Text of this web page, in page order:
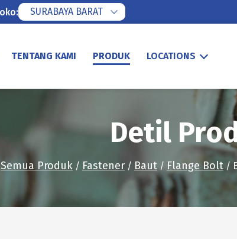
SURABAYA BARAT
TENTANG KAMI PRODUK LOCATIONS
Detil
Semua Produk / Fastener / Baut / Flange Bolt /